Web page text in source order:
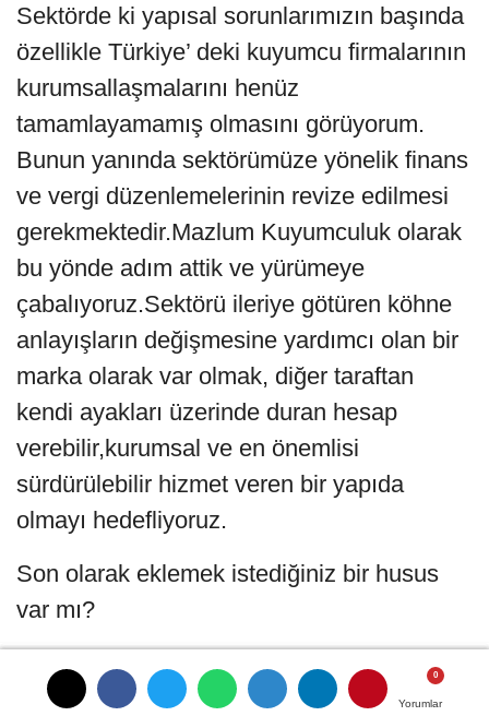
Yorumlar
Yorumlar
Yorumlar
Sektörde ki yapısal sorunlarımızın başında
özellikle Türkiye’ deki kuyumcu firmalarının
kurumsallaşmalarını henüz
tamamlayamamış olmasını görüyorum.
Bunun yanında sektörümüze yönelik finans
ve vergi düzenlemelerinin revize edilmesi
gerekmektedir.Mazlum Kuyumculuk olarak
bu yönde adım attik ve yürümeye
çabalıyoruz.Sektörü ileriye götüren köhne
anlayışların değişmesine yardımcı olan bir
marka olarak var olmak, diğer taraftan
kendi ayakları üzerinde duran hesap
verebilir,kurumsal ve en önemlisi
sürdürülebilir hizmet veren bir yapıda
olmayı hedefliyoruz.
Son olarak eklemek istediğiniz bir husus
var mı?
Umarım 2014 yılı ülkemiz,halkımız ve
sektörümüz için hayırlı bir yıl olur.